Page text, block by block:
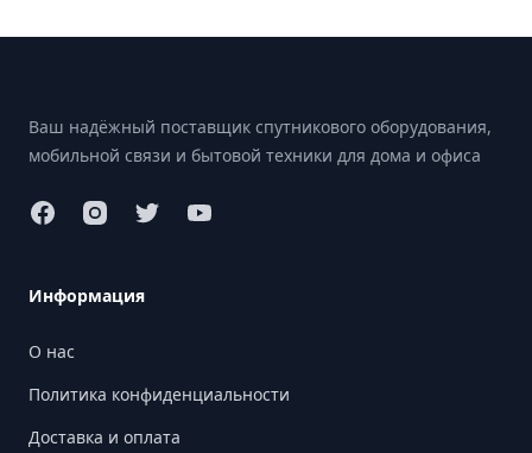
Ваш надёжный поставщик спутникового оборудования,
мобильной связи и бытовой техники для дома и офиса
Информация
О нас
Политика конфиденциальности
Доставка и оплата